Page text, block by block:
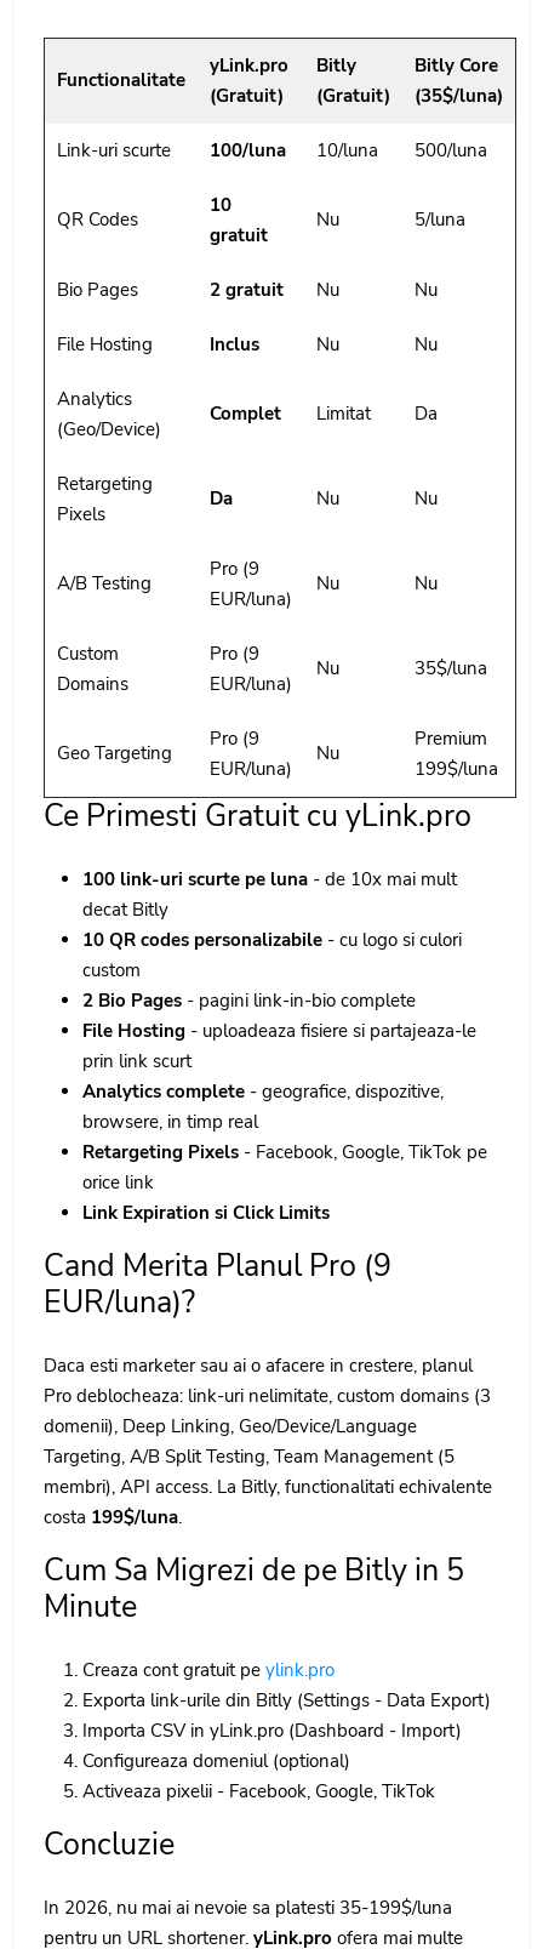
Functionalitate
yLink.pro
(Gratuit)
Bitly
(Gratuit)
Bitly Core
(35$/luna)
Link-uri scurte 100/luna 10/luna 500/luna
QR Codes
10
gratuit
Nu 5/luna
Bio Pages 2 gratuit Nu Nu
File Hosting Inclus Nu Nu
Analytics
(Geo/Device)
Complet Limitat Da
Retargeting
Pixels
Da Nu Nu
A/B Testing
Pro (9
EUR/luna)
Nu Nu
Custom
Domains
Pro (9
EUR/luna)
Nu 35$/luna
Geo Targeting
Pro (9
EUR/luna)
Nu
Premium
199$/luna
Ce Primesti Gratuit cu yLink.pro
100 link-uri scurte pe luna - de 10x mai mult
decat Bitly
10 QR codes personalizabile - cu logo si culori
custom
2 Bio Pages - pagini link-in-bio complete
File Hosting - uploadeaza fisiere si partajeaza-le
prin link scurt
Analytics complete - geografice, dispozitive,
browsere, in timp real
Retargeting Pixels - Facebook, Google, TikTok pe
orice link
Link Expiration si Click Limits
Cand Merita Planul Pro (9
EUR/luna)?
Daca esti marketer sau ai o afacere in crestere, planul
Pro deblocheaza: link-uri nelimitate, custom domains (3
domenii), Deep Linking, Geo/Device/Language
Targeting, A/B Split Testing, Team Management (5
membri), API access. La Bitly, functionalitati echivalente
costa 199$/luna.
Cum Sa Migrezi de pe Bitly in 5
Minute
Creaza cont gratuit pe ylink.pro
Exporta link-urile din Bitly (Settings - Data Export)
Importa CSV in yLink.pro (Dashboard - Import)
Configureaza domeniul (optional)
Activeaza pixelii - Facebook, Google, TikTok
Concluzie
In 2026, nu mai ai nevoie sa platesti 35-199$/luna
pentru un URL shortener. yLink.pro ofera mai multe